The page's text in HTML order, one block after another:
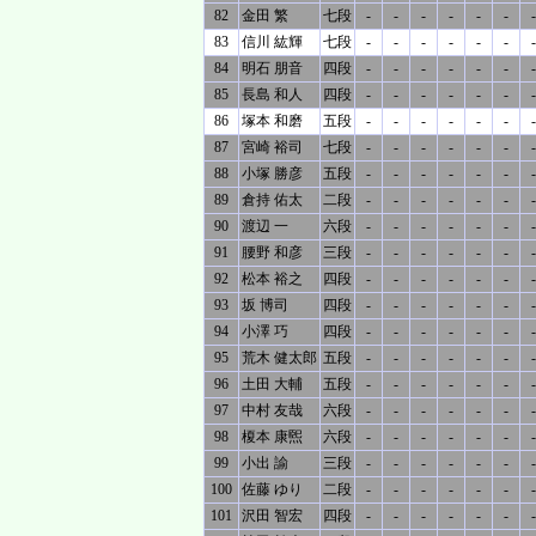
82 金田 繁 七段 - - - - - -
-
83
信川 紘輝 七段 - - - - - -
-
84
明石 朋音 四段 - - - - - -
-
85
長島 和人 四段 - - - - - -
-
86
塚本 和磨 五段 - - - - - -
-
87
宮崎 裕司 七段 - - - - - -
-
88
小塚 勝彦 五段 - - - - - -
-
89
倉持 佑太 二段 - - - - - -
-
90
渡辺 一 六段 - - - - - -
-
91
腰野 和彦 三段 - - - - - -
-
92
松本 裕之 四段 - - - - - -
-
93
坂 博司 四段 - - - - - -
-
94
小澤 巧 四段 - - - - - -
-
95
荒木 健太郎 五段 - - - - - -
-
96
土田 大輔 五段 - - - - - -
-
97
中村 友哉 六段 - - - - - -
-
98
榎本 康煕 六段 - - - - - -
-
99
小出 諭 三段 - - - - - -
-
100 佐藤 ゆり 二段 - - - - - -
-
101
沢田 智宏 四段 - - - - - -
-